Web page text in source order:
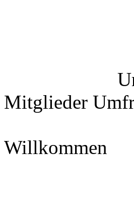
Mitglieder
Willkommen